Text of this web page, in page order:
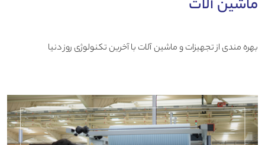
ماشین آلات
بهره مندی از تجهیزات و ماشین آلات با آخرین تکنولوژی روز دنیا